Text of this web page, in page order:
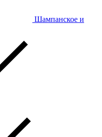
Шампанское и